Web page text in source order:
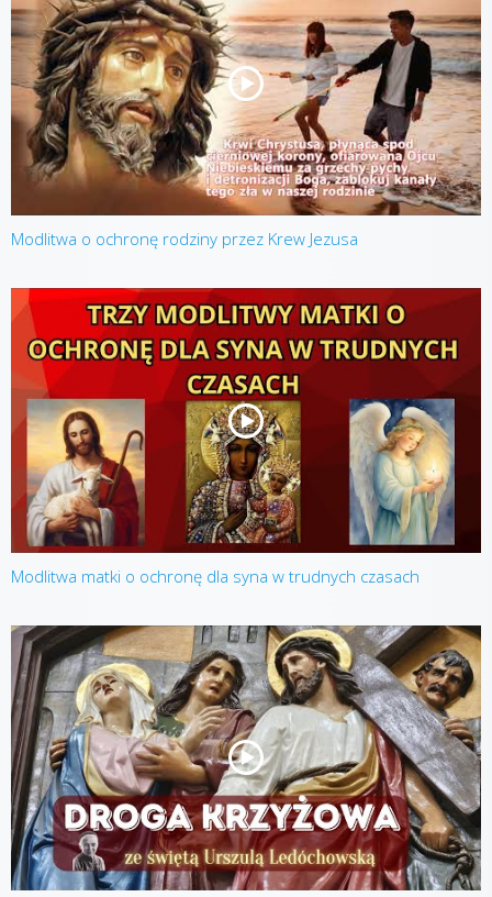
Modlitwa o ochronę rodziny przez Krew Jezusa
Modlitwa matki o ochronę dla syna w trudnych czasach